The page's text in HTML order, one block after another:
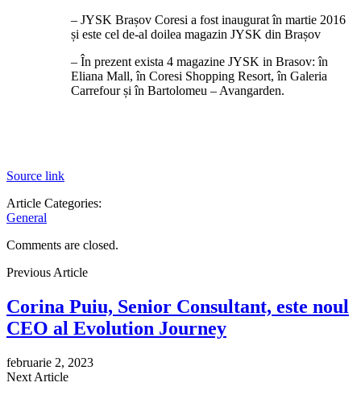
– JYSK Brașov Coresi a fost inaugurat în martie 2016
și este cel de-al doilea magazin JYSK din Brașov
– În prezent exista 4 magazine JYSK in Brasov: în
Eliana Mall, în Coresi Shopping Resort, în Galeria
Carrefour și în Bartolomeu – Avangarden.
Source link
Article Categories:
General
Comments are closed.
Previous Article
Corina Puiu, Senior Consultant, este noul
CEO al Evolution Journey
februarie 2, 2023
Next Article